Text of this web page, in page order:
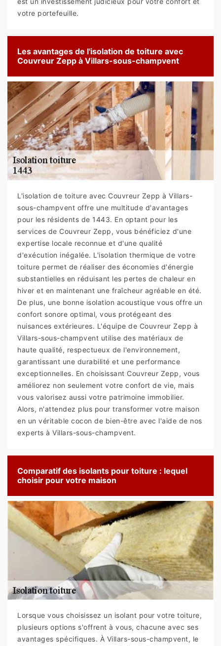
votre portefeuille.
Les avantages de l'isolation de toiture avec
Couvreur Zepp à Villars-sous-champvent
L'isolation de toiture avec Couvreur Zepp à Villars-
sous-champvent offre une multitude d'avantages
pour les résidents de 1443. En optant pour les
services de Couvreur Zepp, vous bénéficiez d'une
expertise locale reconnue et d'une qualité
d'exécution inégalée. L'isolation thermique de votre
toiture permet de réaliser des économies d'énergie
substantielles en réduisant les pertes de chaleur en
hiver et en maintenant une fraîcheur agréable en été.
De plus, une bonne isolation acoustique vous offre un
confort sonore optimal, vous protégeant des
nuisances extérieures. L'équipe de Couvreur Zepp à
Villars-sous-champvent utilise des matériaux de
haute qualité, respectueux de l'environnement,
garantissant une durabilité et une performance
exceptionnelles. En choisissant Couvreur Zepp, vous
améliorez non seulement votre confort de vie, mais
vous valorisez aussi votre patrimoine immobilier.
Alors, n'attendez plus pour transformer votre maison
en un véritable cocon de bien-être avec l'aide de nos
experts à Villars-sous-champvent.
Comparatif des isolants pour toiture : lequel
choisir pour votre maison
Lorsque vous choisissez un isolant pour votre toiture,
plusieurs options s'offrent à vous, chacune avec ses
avantages spécifiques. À Villars-sous-champvent, le